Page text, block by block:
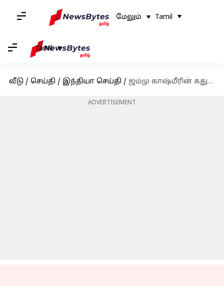
மேலும் Tamil
Tamil
வீடு / செய்தி / இந்தியா செய்தி / ஜம்மு காஷ்மீரின் கதுவாவில் மேக வெடிப்பால் நான்கு பேர் பலி; கனமழையால் நிலச்சரிவு மற்றும் வெள்ளப்பெருக்கு
ADVERTISEMENT